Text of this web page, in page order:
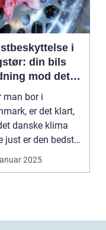
i
din bils
mod det
klima
man bor i
er det klart,
danske klima
just er den bedste
for bilen...
2025